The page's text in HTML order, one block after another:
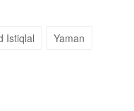
Istiqlal Yaman